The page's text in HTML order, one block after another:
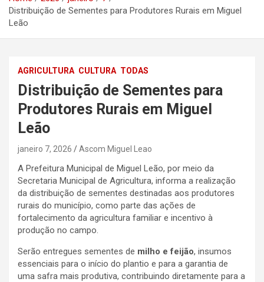
Distribuição de Sementes para Produtores Rurais em Miguel
Leão
AGRICULTURA CULTURA TODAS
Distribuição de Sementes para
Produtores Rurais em Miguel
Leão
janeiro 7, 2026 Ascom Miguel Leao
A Prefeitura Municipal de Miguel Leão, por meio da
Secretaria Municipal de Agricultura, informa a realização
da distribuição de sementes destinadas aos produtores
rurais do município, como parte das ações de
fortalecimento da agricultura familiar e incentivo à
produção no campo.
Serão entregues sementes de milho e feijão, insumos
essenciais para o início do plantio e para a garantia de
uma safra mais produtiva, contribuindo diretamente para a